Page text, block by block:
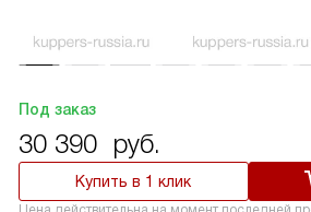
Под заказ
30 390 руб.
Купить в 1 клик